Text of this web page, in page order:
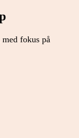
fokus på